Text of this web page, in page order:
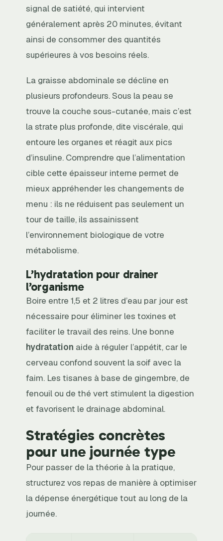
signal de satiété, qui intervient
généralement après 20 minutes, évitant
ainsi de consommer des quantités
supérieures à vos besoins réels.
La graisse abdominale se décline en
plusieurs profondeurs. Sous la peau se
trouve la couche sous-cutanée, mais c’est
la strate plus profonde, dite viscérale, qui
entoure les organes et réagit aux pics
d’insuline. Comprendre que l’alimentation
cible cette épaisseur interne permet de
mieux appréhender les changements de
menu : ils ne réduisent pas seulement un
tour de taille, ils assainissent
l’environnement biologique de votre
métabolisme.
L’hydratation pour drainer
l’organisme
Boire entre 1,5 et 2 litres d’eau par jour est
nécessaire pour éliminer les toxines et
faciliter le travail des reins. Une bonne
hydratation aide à réguler l’appétit, car le
cerveau confond souvent la soif avec la
faim. Les tisanes à base de gingembre, de
fenouil ou de thé vert stimulent la digestion
et favorisent le drainage abdominal.
Stratégies concrètes
pour une journée type
Pour passer de la théorie à la pratique,
structurez vos repas de manière à optimiser
la dépense énergétique tout au long de la
journée.